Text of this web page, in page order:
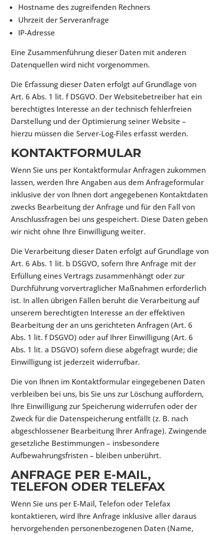
Hostname des zugreifenden Rechners
Uhrzeit der Serveranfrage
IP-Adresse
Eine Zusammenführung dieser Daten mit anderen
Datenquellen wird nicht vorgenommen.
Die Erfassung dieser Daten erfolgt auf Grundlage von
Art. 6 Abs. 1 lit. f DSGVO. Der Websitebetreiber hat ein
berechtigtes Interesse an der technisch fehlerfreien
Darstellung und der Optimierung seiner Website –
hierzu müssen die Server-Log-Files erfasst werden.
KONTAKTFORMULAR
Wenn Sie uns per Kontaktformular Anfragen zukommen
lassen, werden Ihre Angaben aus dem Anfrageformular
inklusive der von Ihnen dort angegebenen Kontaktdaten
zwecks Bearbeitung der Anfrage und für den Fall von
Anschlussfragen bei uns gespeichert. Diese Daten geben
wir nicht ohne Ihre Einwilligung weiter.
Die Verarbeitung dieser Daten erfolgt auf Grundlage von
Art. 6 Abs. 1 lit. b DSGVO, sofern Ihre Anfrage mit der
Erfüllung eines Vertrags zusammenhängt oder zur
Durchführung vorvertraglicher Maßnahmen erforderlich
ist. In allen übrigen Fällen beruht die Verarbeitung auf
unserem berechtigten Interesse an der effektiven
Bearbeitung der an uns gerichteten Anfragen (Art. 6
Abs. 1 lit. f DSGVO) oder auf Ihrer Einwilligung (Art. 6
Abs. 1 lit. a DSGVO) sofern diese abgefragt wurde; die
Einwilligung ist jederzeit widerrufbar.
Die von Ihnen im Kontaktformular eingegebenen Daten
verbleiben bei uns, bis Sie uns zur Löschung auffordern,
Ihre Einwilligung zur Speicherung widerrufen oder der
Zweck für die Datenspeicherung entfällt (z. B. nach
abgeschlossener Bearbeitung Ihrer Anfrage). Zwingende
gesetzliche Bestimmungen – insbesondere
Aufbewahrungsfristen – bleiben unberührt.
ANFRAGE PER E-MAIL,
TELEFON ODER TELEFAX
Wenn Sie uns per E-Mail, Telefon oder Telefax
kontaktieren, wird Ihre Anfrage inklusive aller daraus
hervorgehenden personenbezogenen Daten (Name,